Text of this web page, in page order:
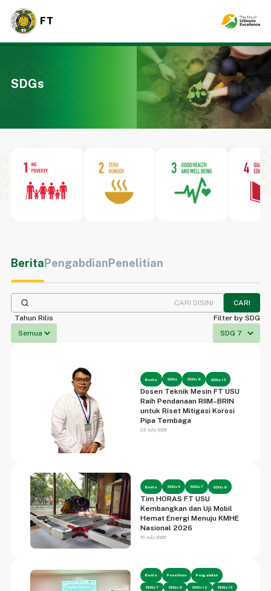
FT
SDGs
BeritaPengabdianPenelitian
Tahun Rilis Filter by SDG
CARI
Berita SDGs SDGs 9 SDGs 13
Dosen Teknik Mesin FT USU
Raih Pendanaan RIIM–BRIN
untuk Riset Mitigasi Korosi
Pipa Tembaga
23 July 2026
Berita SDGs 4 SDGs 7 SDGs 9
Tim HORAS FT USU
Kembangkan dan Uji Mobil
Hemat Energi Menuju KMHE
Nasional 2026
10 July 2026
Berita Penelitian Pengabdian
SDGs 7 SDGs 9 SDGs 12 SDGs 13